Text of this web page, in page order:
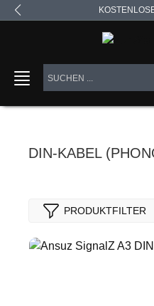
springen
DIN-KABEL
PRODUKTFILTER